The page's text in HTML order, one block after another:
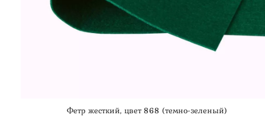
Фетр жесткий, цвет 868 (темно-зеленый)